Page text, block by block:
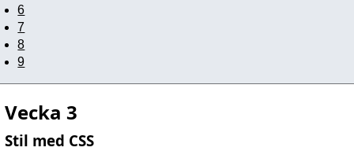
6
7
8
9
Vecka 3
Stil med CSS